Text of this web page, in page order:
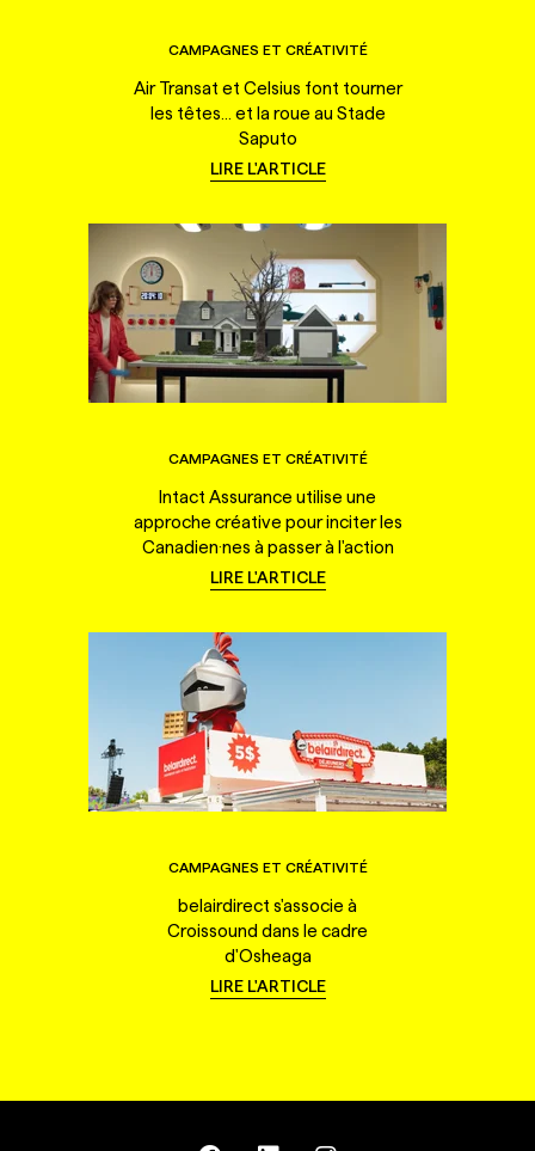
CAMPAGNES ET CRÉATIVITÉ
Air Transat et Celsius font tourner
les têtes... et la roue au Stade
Saputo
LIRE L'ARTICLE
CAMPAGNES ET CRÉATIVITÉ
Intact Assurance utilise une
approche créative pour inciter les
Canadien·nes à passer à l'action
LIRE L'ARTICLE
CAMPAGNES ET CRÉATIVITÉ
belairdirect s'associe à
Croissound dans le cadre
d'Osheaga
LIRE L'ARTICLE